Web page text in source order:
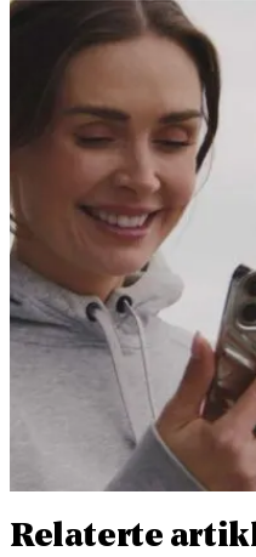
Relaterte